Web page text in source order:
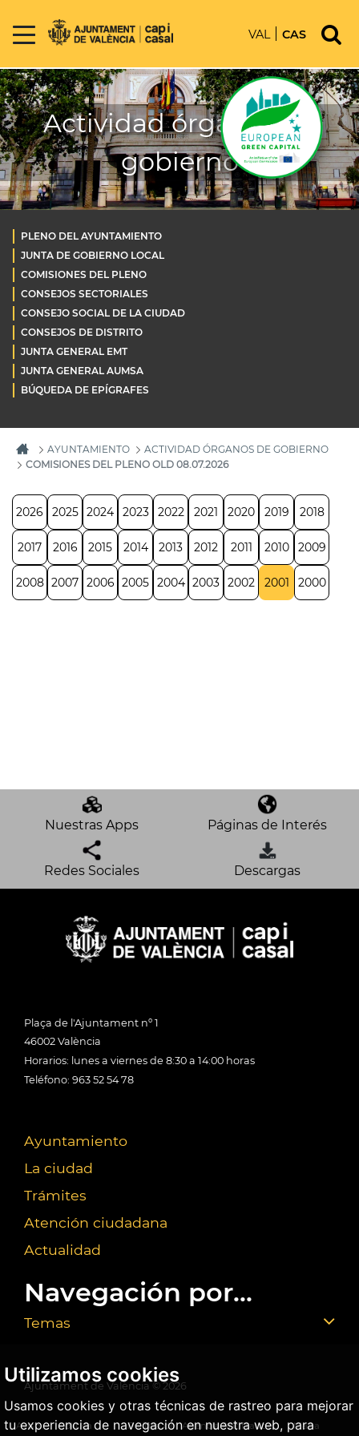
Utilizamos cookies
Usamos cookies y otras técnicas de rastreo para mejorar
tu experiencia de navegación en nuestra web, para
VAL CAS
Actividad órganos de
gobierno
PLENO DEL AYUNTAMIENTO
JUNTA DE GOBIERNO LOCAL
COMISIONES DEL PLENO
CONSEJOS SECTORIALES
CONSEJO SOCIAL DE LA CIUDAD
CONSEJOS DE DISTRITO
JUNTA GENERAL EMT
JUNTA GENERAL AUMSA
BÚQUEDA DE EPÍGRAFES
AYUNTAMIENTO
ACTIVIDAD ÓRGANOS DE GOBIERNO
COMISIONES DEL PLENO OLD 08.07.2026
2026 2025 2024 2023 2022 2021 2020 2019 2018
2017 2016 2015 2014 2013 2012 2011 2010 2009
2008 2007 2006 2005 2004 2003 2002 2001 2000
Nuestras Apps Páginas de Interés
Redes Sociales Descargas
Plaça de l'Ajuntament nº 1
46002 València
Horarios: lunes a viernes de 8:30 a 14:00 horas
Teléfono: 963 52 54 78
Ayuntamiento
La ciudad
Trámites
Atención ciudadana
Actualidad
Navegación por...
Temas
Ajuntament de València ©2026
Aviso
Política
Política de
Agencia Antifraude
Mapa